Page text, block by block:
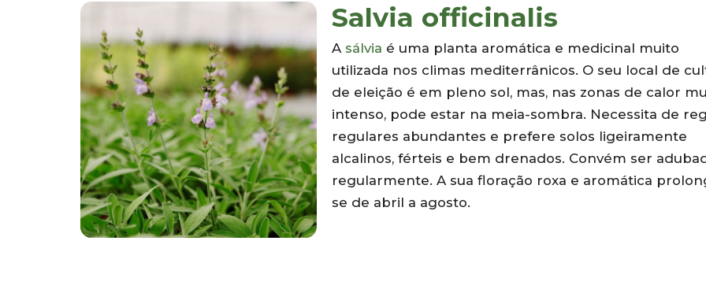
Salvia officinalis
A sálvia é uma planta aromática e medicinal muito
utilizada nos climas mediterrânicos. O seu local de
de eleição é em pleno sol, mas, nas zonas de calor
intenso, pode estar na meia-sombra. Necessita de
regulares abundantes e prefere solos ligeiramente
alcalinos, férteis e bem drenados. Convém ser
regularmente. A sua floração roxa e aromática
se de abril a agosto.